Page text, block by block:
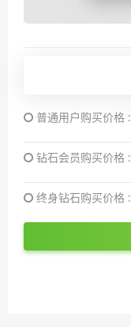
普通用户购买价格 :
钻石会员购买价格 :
终身钻石购买价格 :